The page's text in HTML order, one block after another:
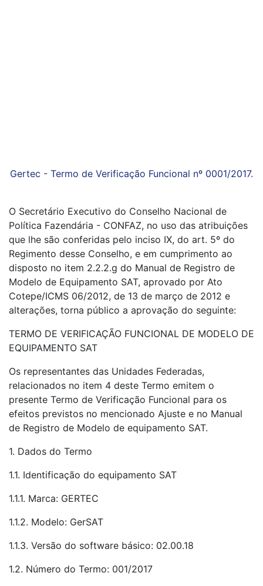
Gertec - Termo de Verificação Funcional nº 0001/2017.
O Secretário Executivo do Conselho Nacional de
Política Fazendária - CONFAZ, no uso das atribuições
que lhe são conferidas pelo inciso IX, do art. 5º do
Regimento desse Conselho, e em cumprimento ao
disposto no item 2.2.2.g do Manual de Registro de
Modelo de Equipamento SAT, aprovado por Ato
Cotepe/ICMS 06/2012, de 13 de março de 2012 e
alterações, torna público a aprovação do seguinte:
TERMO DE VERIFICAÇÃO FUNCIONAL DE MODELO DE
EQUIPAMENTO SAT
Os representantes das Unidades Federadas,
relacionados no item 4 deste Termo emitem o
presente Termo de Verificação Funcional para os
efeitos previstos no mencionado Ajuste e no Manual
de Registro de Modelo de equipamento SAT.
1. Dados do Termo
1.1. Identificação do equipamento SAT
1.1.1. Marca: GERTEC
1.1.2. Modelo: GerSAT
1.1.3. Versão do software básico: 02.00.18
1.2. Número do Termo: 001/2017